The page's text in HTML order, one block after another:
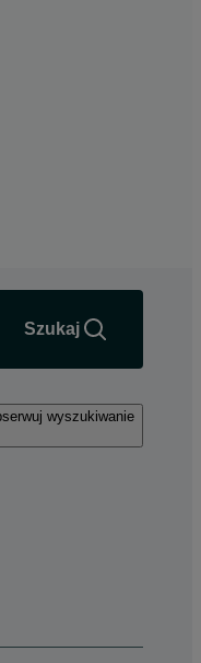
Szukaj
wyszukiwanie